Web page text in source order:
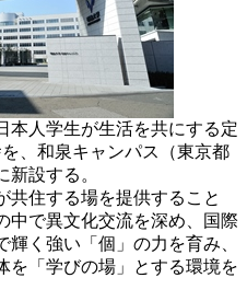
本人学生が生活を共にする定
、和泉キャンパス（東京都
新設する。
住する場を提供すること
中で異文化交流を深め、国際
く強い「個」の力を育み、
を「学びの場」とする環境を